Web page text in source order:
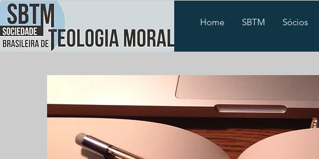
Home SBTM Sócios